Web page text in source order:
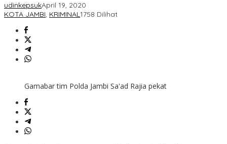
udinkepsukApril 19, 2020
KOTA JAMBI, KRIMINAL1758 Dilihat
Gamabar tim Polda Jambi Sa'ad Rajia pekat